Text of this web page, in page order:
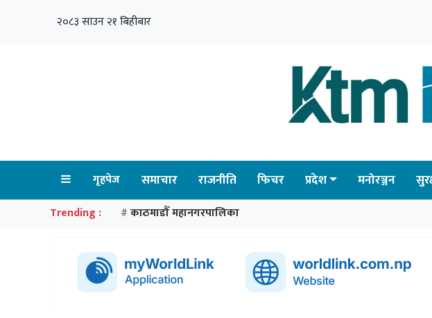
२०८३ साउन २१ बिहीबार
गृहपेज समाचार राजनीति फिचर प्रदेश मनोरञ्जन
Trending : # काठमाडौँ महानगरपालिका